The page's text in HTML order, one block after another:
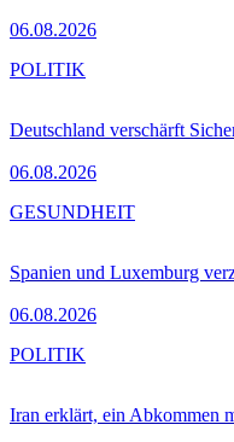
06.08.2026
Deutschland verschärft
06.08.2026
POLITIK
Spanien und Luxemburg
06.08.2026
GESUNDHEIT
Iran erklärt, ein Abkommen
POLITIK